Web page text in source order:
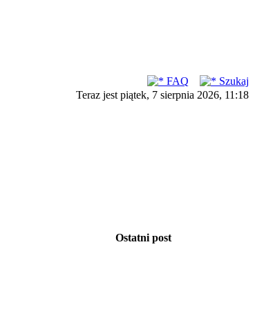
FAQ
Szukaj
Teraz jest piątek, 7 sierpnia 2026, 11:18
Ostatni post